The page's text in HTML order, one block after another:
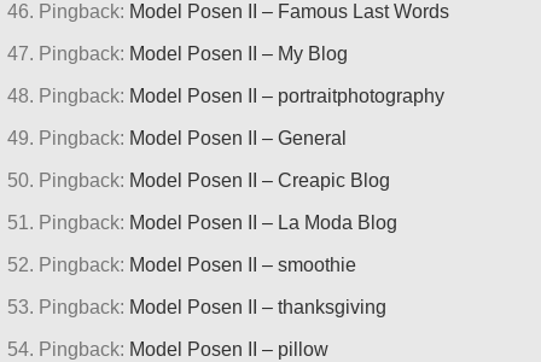
Pingback: Model Posen II – Famous Last Words
Pingback: Model Posen II – My Blog
Pingback: Model Posen II – portraitphotography
Pingback: Model Posen II – General
Pingback: Model Posen II – Creapic Blog
Pingback: Model Posen II – La Moda Blog
Pingback: Model Posen II – smoothie
Pingback: Model Posen II – thanksgiving
Pingback: Model Posen II – pillow